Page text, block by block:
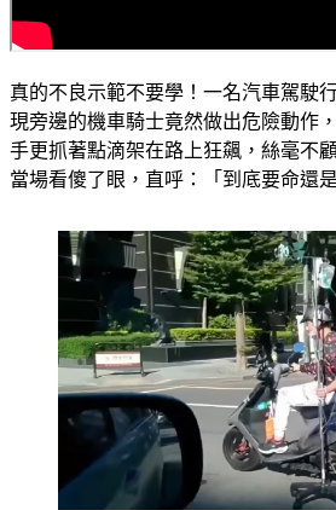
現旁邊的機車騎士竟然做出危險動作
手更抓著點滴架在路上狂飆，絲毫不
當場看傻了眼，直呼：「到底要命還